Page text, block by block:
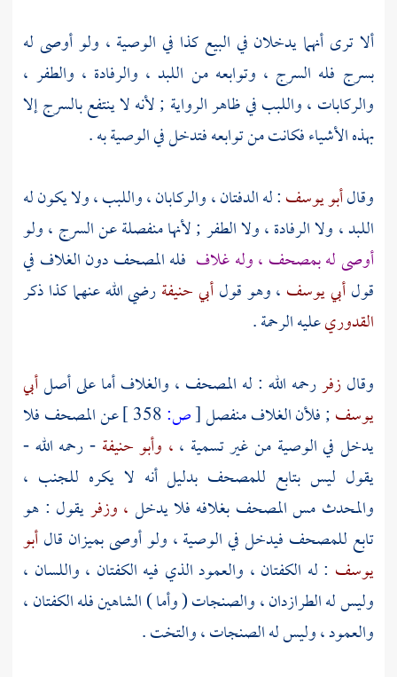
ألا ترى أنهما يدخلان في البيع كذا في الوصية ، ولو أوصى له
بسرج فله السرج ، وتوابعه من اللبد ، والرفادة ، والطفر ،
والركابات ، واللبب في ظاهر الرواية ; لأنه لا ينتفع بالسرج إلا
بهذه الأشياء فكانت من توابعه فتدخل في الوصية به .
وقالأبو يوسف: له الدفتان ، والركابان ، واللبب ، ولا يكون له
اللبد ، ولا الرفادة ، ولا الطفر ; لأنها منفصلة عن السرج ، ولو
أوصى له بمصحف ، وله غلاف فله المصحف دون الغلاف في
قولأبي يوسف ، وهو قولأبي حنيفةرضي الله عنهما كذا ذكر
القدوريعليه الرحمة .
وقالزفررحمه الله : له المصحف ، والغلاف أما على أصلأبي
يوسف; فلأن الغلاف منفصل[ص:
عن المصحف فلا
يدخل في الوصية من غير تسمية ، ، وأبو حنيفة - رحمه الله -
يقول ليس بتابع للمصحف بدليل أنه لا يكره للجنب ،
والمحدث مس المصحف بغلافه فلا يدخل ، وزفريقول : هو
تابع للمصحف فيدخل في الوصية ، ولو أوصى بميزان قالأبو
يوسف : له الكفتان ، والعمود الذي فيه الكفتان ، واللسان ،
وليس له الطرازدان ، والصنجات ( وأما ) الشاهين فله الكفتان ،
والعمود ، وليس له الصنجات ، والتخت .